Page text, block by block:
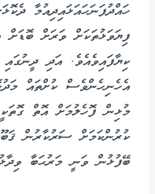
ހައްދުފަނަހައަޅައިދިއުމާ
ފިޔަވަޅުތަކަށް ވަރަށް ބޮޑަށް
ކިޔާފައިވެއެވެ. އަދި ދީނުގައި
އެހެނިހެންވެސް ކުށްތައް
މުޅިން ފޮހެލުމަށް އޮތް
ކުރުންކަމަށް ސަރުކާރުން
ބޭފުޅުން ވަނީ މަރުޙަބާ